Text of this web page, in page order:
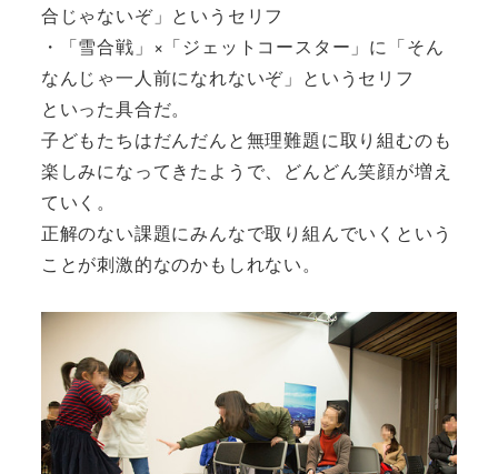
合じゃないぞ」というセリフ
・「雪合戦」×「ジェットコースター」に「そん
なんじゃ一人前になれないぞ」というセリフ
といった具合だ。
子どもたちはだんだんと無理難題に取り組むのも
楽しみになってきたようで、どんどん笑顔が増え
ていく。
正解のない課題にみんなで取り組んでいくという
ことが刺激的なのかもしれない。